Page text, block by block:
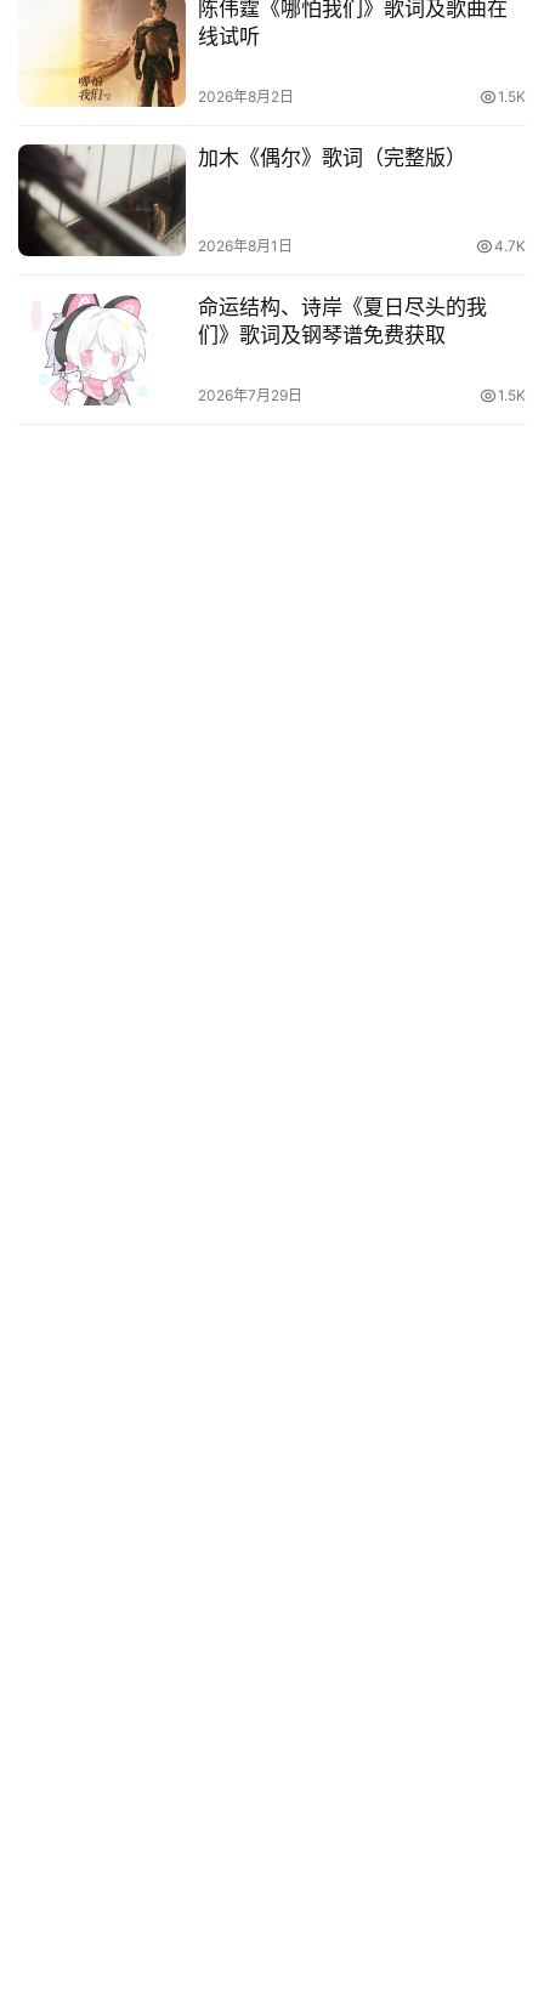
陈伟霆《哪怕我们》歌词及歌曲在
线试听
2026年8月2日 1.5K
加木《偶尔》歌词（完整版）
2026年8月1日 4.7K
命运结构、诗岸《夏日尽头的我
们》歌词及钢琴谱免费获取
2026年7月29日 1.5K